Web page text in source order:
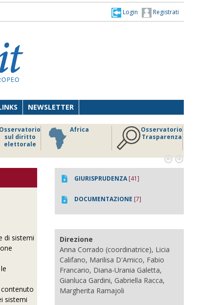
Registrati
Login
NEWSLETTER
Osservatorio
sul diritto
elettorale
Africa
Osservatorio
Trasparenza
 
di sistemi
sistemi
GIURISPRUDENZA[41]
DOCUMENTAZIONE [7]
Direzione
Anna Corrado (coordinatrice), Licia
Califano, Marilisa D'Amico, Fabio
Francario, Diana-Urania Galetta,
Gianluca Gardini, Gabriella Racca,
Margherita Ramajoli